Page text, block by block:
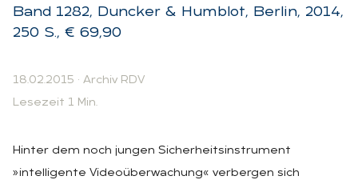
Band 1282, Duncker & Humblot, Berlin, 2014,
250 S., € 69,90
18.02.2015 · Archiv RDV
Lesezeit 1 Min.
Hinter dem noch jungen Sicherheitsinstrument
»intelligente Videoüberwachung« verbergen sich